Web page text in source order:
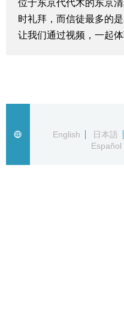
深度报道
话题
位于东京代代木的东京
时礼拜，而信徒最多的
让我们通过视频，一起
English
日本語
Español